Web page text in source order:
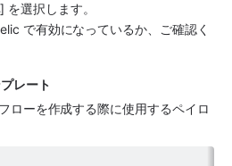
] を選択します。
で有効になっているか、ご確認く
レート
ローを作成する際に使用するペイロ